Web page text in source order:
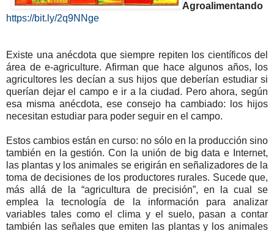
Agroalimentando
https://bit.ly/2q9NNge
Existe una anécdota que siempre repiten los científicos del
área de e-agriculture. Afirman que hace algunos años, los
agricultores les decían a sus hijos que deberían estudiar si
querían dejar el campo e ir a la ciudad. Pero ahora, según
esa misma anécdota, ese consejo ha cambiado: los hijos
necesitan estudiar para poder seguir en el campo.
Estos cambios están en curso: no sólo en la producción sino
también en la gestión. Con la unión de big data e Internet,
las plantas y los animales se erigirán en señalizadores de la
toma de decisiones de los productores rurales. Sucede que,
más allá de la “agricultura de precisión”, en la cual se
emplea la tecnología de la información para analizar
variables tales como el clima y el suelo, pasan a contar
también las señales que emiten las plantas y los animales